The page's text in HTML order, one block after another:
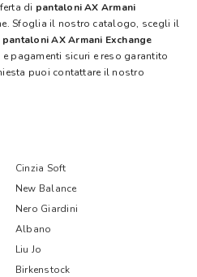
di pantaloni AX Armani
Sfoglia il nostro catalogo, scegli il
pantaloni AX Armani Exchange
pagamenti sicuri e reso garantito
puoi contattare il nostro
Cinzia Soft
New Balance
Nero Giardini
Albano
Liu Jo
Birkenstock